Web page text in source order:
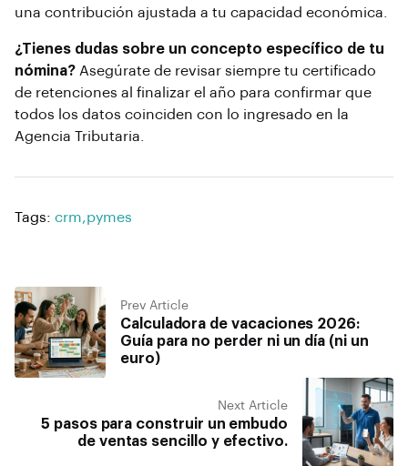
una contribución ajustada a tu capacidad económica.
¿Tienes dudas sobre un concepto específico de tu
nómina? Asegúrate de revisar siempre tu certificado
de retenciones al finalizar el año para confirmar que
todos los datos coinciden con lo ingresado en la
Agencia Tributaria.
Tags: crm,pymes
Prev Article
Calculadora de vacaciones 2026:
Guía para no perder ni un día (ni un
euro)
Next Article
5 pasos para construir un embudo
de ventas sencillo y efectivo.